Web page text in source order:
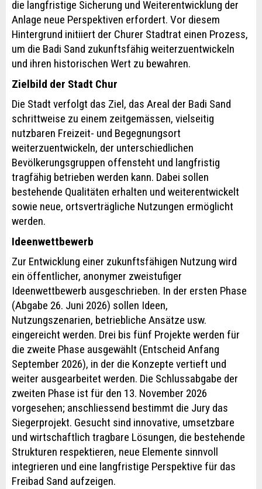
die langfristige Sicherung und Weiterentwicklung der
Anlage neue Perspektiven erfordert. Vor diesem
Hintergrund initiiert der Churer Stadtrat einen Prozess,
um die Badi Sand zukunftsfähig weiterzuentwickeln
und ihren historischen Wert zu bewahren.
Zielbild der Stadt Chur
Die Stadt verfolgt das Ziel, das Areal der Badi Sand
schrittweise zu einem zeitgemässen, vielseitig
nutzbaren Freizeit- und Begegnungsort
weiterzuentwickeln, der unterschiedlichen
Bevölkerungsgruppen offensteht und langfristig
tragfähig betrieben werden kann. Dabei sollen
bestehende Qualitäten erhalten und weiterentwickelt
sowie neue, ortsverträgliche Nutzungen ermöglicht
werden.
Ideenwettbewerb
Zur Entwicklung einer zukunftsfähigen Nutzung wird
ein öffentlicher, anonymer zweistufiger
Ideenwettbewerb ausgeschrieben. In der ersten Phase
(Abgabe 26. Juni 2026) sollen Ideen,
Nutzungszenarien, betriebliche Ansätze usw.
eingereicht werden. Drei bis fünf Projekte werden für
die zweite Phase ausgewählt (Entscheid Anfang
September 2026), in der die Konzepte vertieft und
weiter ausgearbeitet werden. Die Schlussabgabe der
zweiten Phase ist für den 13. November 2026
vorgesehen; anschliessend bestimmt die Jury das
Siegerprojekt. Gesucht sind innovative, umsetzbare
und wirtschaftlich tragbare Lösungen, die bestehende
Strukturen respektieren, neue Elemente sinnvoll
integrieren und eine langfristige Perspektive für das
Freibad Sand aufzeigen.